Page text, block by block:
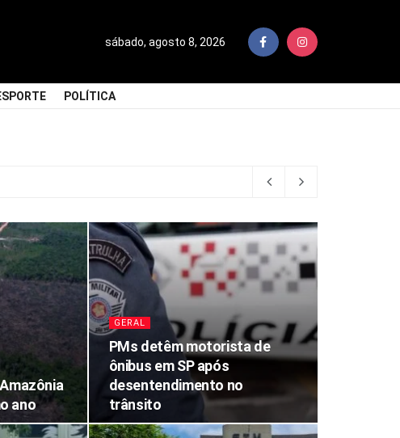
sábado, agosto 8, 2026
POLÍTICA
ano
GERAL
PMs detêm motorista de
ônibus em SP após
desentendimento no
trânsito